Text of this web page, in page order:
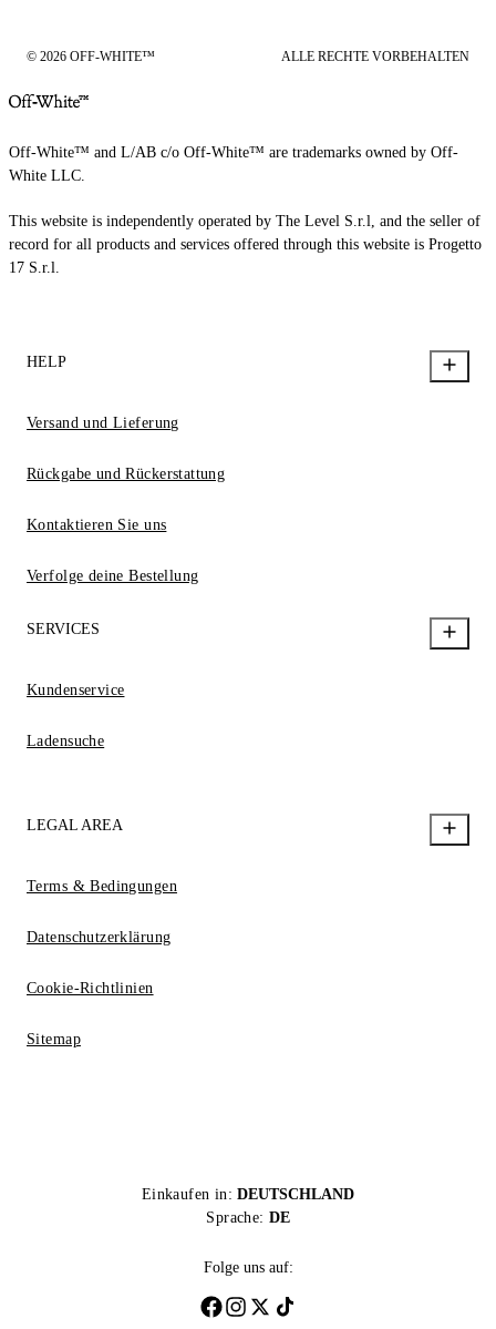
© 2026 OFF-WHITE™ ALLE RECHTE VORBEHALTEN
Off-White™ and L/AB c/o Off-White™ are trademarks owned by Off-
White LLC.
This website is independently operated by The Level S.r.l, and the seller of
record for all products and services offered through this website is Progetto
17 S.r.l.
HELP
Versand und Lieferung
Rückgabe und Rückerstattung
Kontaktieren Sie uns
Verfolge deine Bestellung
SERVICES
Kundenservice
Ladensuche
LEGAL AREA
Terms & Bedingungen
Datenschutzerklärung
Cookie-Richtlinien
Sitemap
Einkaufen in: DEUTSCHLAND
Sprache: DE
Folge uns auf: